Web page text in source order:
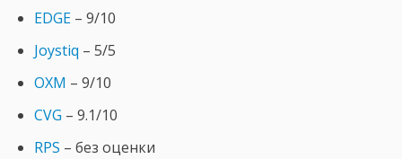
EDGE – 9/10
Joystiq – 5/5
OXM – 9/10
CVG – 9.1/10
RPS – без оценки